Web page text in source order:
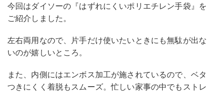
今回はダイソーの『はずれにくいポリエチレン手袋』を
ご紹介しました。
左右両用なので、片手だけ使いたいときにも無駄が出な
いのが嬉しいところ。
また、内側にはエンボス加工が施されているので、ベタ
つきにくく着脱もスムーズ。忙しい家事の中でもストレ